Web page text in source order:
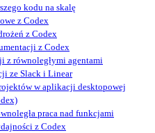
kodu na skalę
z Codex
z Codex
z Codex
z równoległymi agentami
ze Slack i Linear
w aplikacji desktopowej
praca nad funkcjami
z Codex